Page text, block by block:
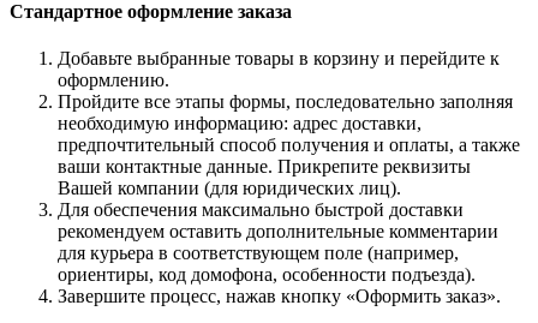
Стандартное оформление заказа
Добавьте выбранные товары в корзину и перейдите к
оформлению.
Пройдите все этапы формы, последовательно заполняя
необходимую информацию: адрес доставки,
предпочтительный способ получения и оплаты, а также
ваши контактные данные. Прикрепите реквизиты
Вашей компании (для юридических лиц).
Для обеспечения максимально быстрой доставки
рекомендуем оставить дополнительные комментарии
для курьера в соответствующем поле (например,
ориентиры, код домофона, особенности подъезда).
Завершите процесс, нажав кнопку «Оформить заказ».